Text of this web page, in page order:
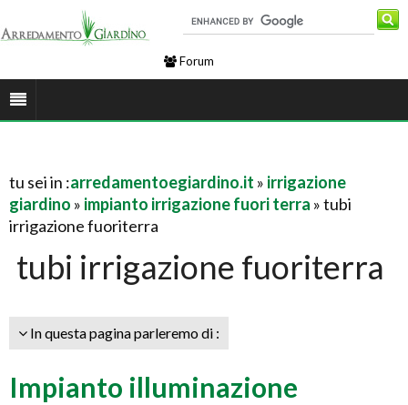
Forum
tu sei in :arredamentoegiardino.it » irrigazione
giardino » impianto irrigazione fuori terra » tubi
irrigazione fuoriterra
tubi irrigazione fuoriterra
In questa pagina parleremo di :
Impianto illuminazione